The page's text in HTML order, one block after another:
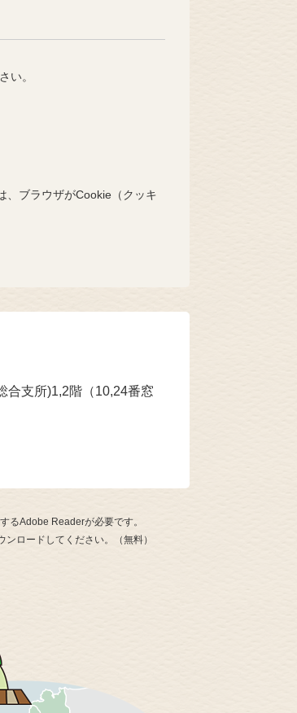
い。
、ブラウザがCookie（クッキ
支所)1,2階（10,24番窓
るAdobe Readerが必要です。
ロードしてください。（無料）